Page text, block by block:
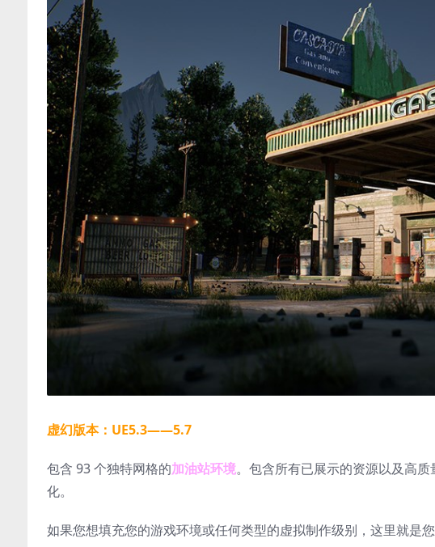
虚幻版本：UE5.3——5.7
包含 93 个独特网格的加油站环境。包含所有已展示的资源以及高
化。
如果您想填充您的游戏环境或任何类型的虚拟制作级别，这里就是